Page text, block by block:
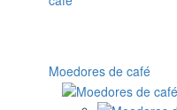
Moedores de café